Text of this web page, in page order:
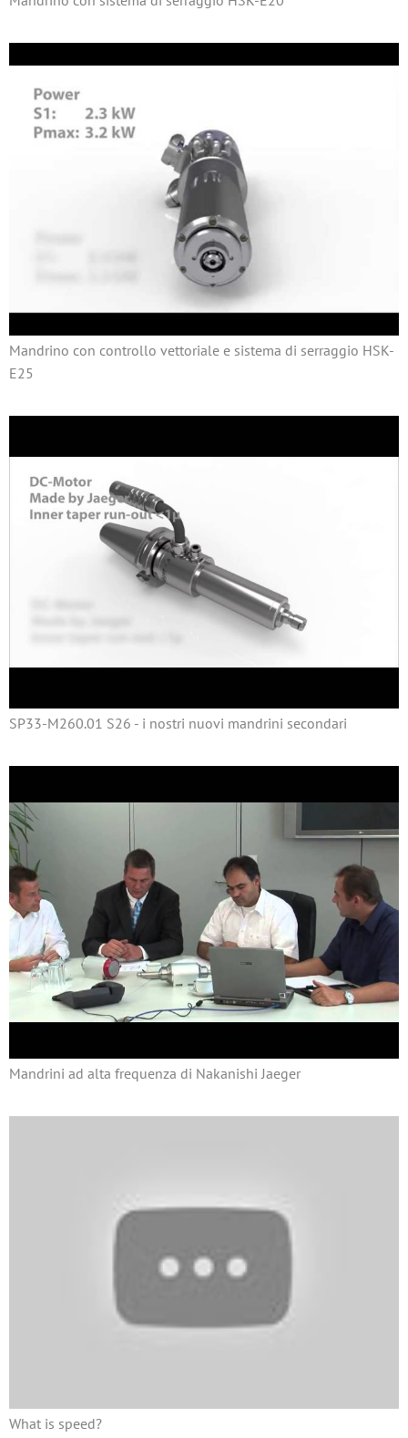
Mandrino con controllo vettoriale e sistema di serraggio HSK-
E25
SP33-M260.01 S26 - i nostri nuovi mandrini secondari
Mandrini ad alta frequenza di Nakanishi Jaeger
What is speed?